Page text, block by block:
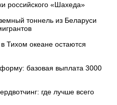
российского «Шахеда»
тоннель из Беларуси
Тихом океане остаются
базовая выплата 3000
где лучше всего